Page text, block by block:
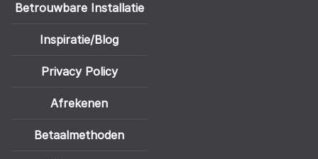
Betrouwbare Installatie
Inspiratie/Blog
Privacy Policy
Afrekenen
Betaalmethoden